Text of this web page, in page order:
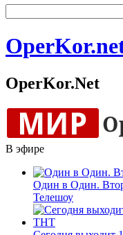
OperKor.Net
В эфире
Один в Один.
Телешоу